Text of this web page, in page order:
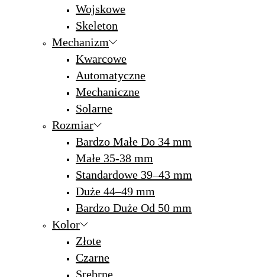
Wojskowe
Skeleton
Mechanizm
Kwarcowe
Automatyczne
Mechaniczne
Solarne
Rozmiar
Bardzo Małe Do 34 mm
Małe 35-38 mm
Standardowe 39–43 mm
Duże 44–49 mm
Bardzo Duże Od 50 mm
Kolor
Złote
Czarne
Srebrne